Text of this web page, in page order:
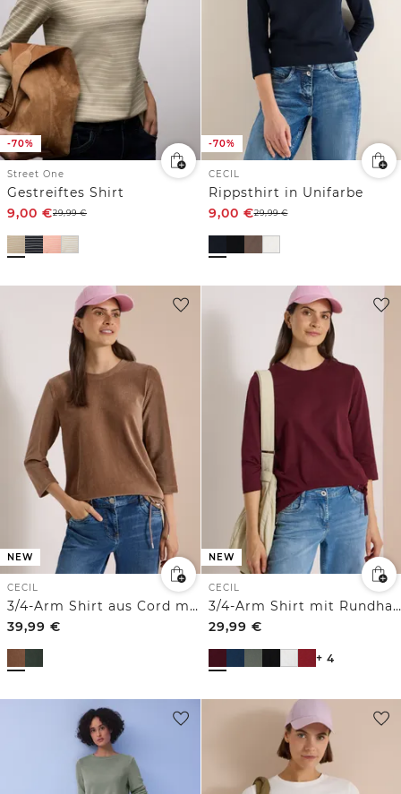
-70%
Street One
Gestreiftes Shirt
9,00 €29,99€
-70%
CECIL
Rippsthirt in Unifarbe
9,00 €29,99€
NEW
CECIL
3/4-Arm Shirt aus Cord mit Tunnelzug
39,99 €
NEW
CECIL
3/4-Arm Shirt mit Rundhals in Unifarbe
29,99 €
+ 4